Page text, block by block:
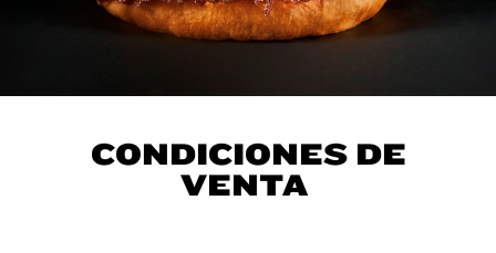
CONDICIONES DE
VENTA